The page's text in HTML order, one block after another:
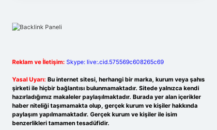
Reklam ve İletişim: Skype: live:.cid.575569c608265c69
Yasal Uyarı: Bu internet sitesi, herhangi bir marka, kurum veya şahıs
şirketi ile hiçbir bağlantısı bulunmamaktadır. Sitede yalnızca kendi
hazırladığımız makaleler paylaşılmaktadır. Burada yer alan içerikler
haber niteliği taşımamakta olup, gerçek kurum ve kişiler hakkında
paylaşım yapılmamaktadır. Gerçek kurum ve kişiler ile isim
benzerlikleri tamamen tesadüfidir.